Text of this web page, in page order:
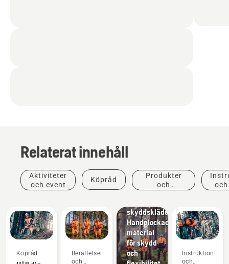
Relaterat innehåll
Aktiviteter
och event
Köpråd
Produkter
och
Köpråd
Berättelser
och
Produkter
och
innovationer
skyddskläder:
Handplockade
material
för skydd
och
Grönyteskötsel
Verktyg
för
grönyteskötsel,
Instruktioner
och